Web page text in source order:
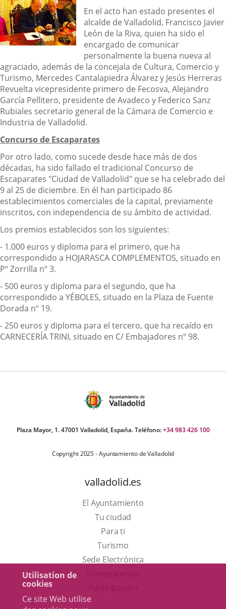
Utilisation de
cookies
Ce site Web utilise
En el acto han estado presentes el
alcalde de Valladolid, Francisco Javier
León de la Riva, quien ha sido el
encargado de comunicar
personalmente la buena nueva al
agraciado, además de la concejala de Cultura, Comercio y
Turismo, Mercedes Cantalapiedra Álvarez y Jesús Herreras
Revuelta vicepresidente primero de Fecosva, Alejandro
García Pellitero, presidente de Avadeco y Federico Sanz
Rubiales secretario general de la Cámara de Comercio e
Industria de Valladolid.
Concurso de Escaparates
Por otro lado, como sucede desde hace más de dos
décadas, ha sido fallado el tradicional Concurso de
Escaparates "Ciudad de Valladolid" que se ha celebrado del
9 al 25 de diciembre. En él han participado 86
establecimientos comerciales de la capital, previamente
inscritos, con independencia de su ámbito de actividad.
Los premios establecidos son los siguientes:
- 1.000 euros y diploma para el primero, que ha
correspondido a HOJARASCA COMPLEMENTOS, situado en
Pº Zorrilla nº 3.
- 500 euros y diploma para el segundo, que ha
correspondido a YÉBOLES, situado en la Plaza de Fuente
Dorada nº 19.
- 250 euros y diploma para el tercero, que ha recaído en
CARNECERÍA TRINI, situado en C/ Embajadores nº 98.
Plaza Mayor, 1. 47001 Valladolid, España. Teléfono:+34 983 426 100
Copyright 2025 - Ayuntamiento de Valladolid
valladolid.es
El Ayuntamiento
Tu ciudad
Para ti
TurismoEste
enlace
Sede Electrónica